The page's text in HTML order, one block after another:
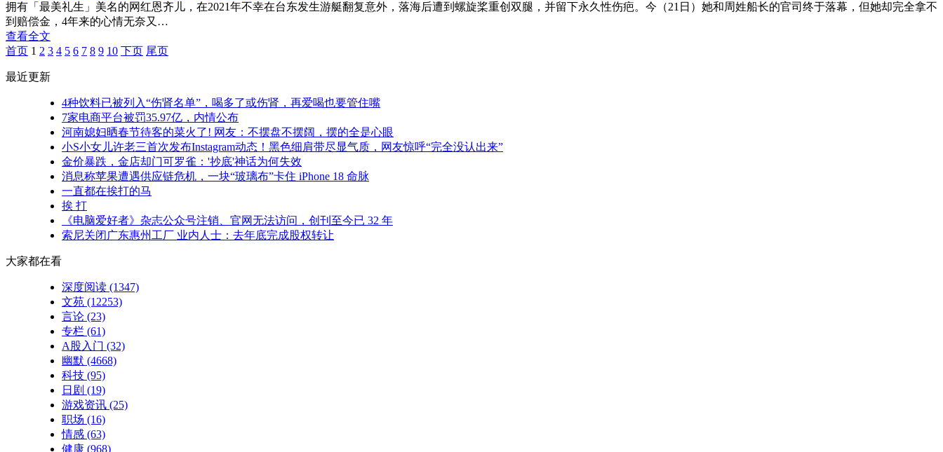
拥有「最美礼生」美名的网红恩齐儿，在2021年不幸在台东发生游艇翻复意外，落海后遭到螺旋桨重创双腿，并留下永久性伤疤。今（21日）她和周姓船长的官司终于落幕，但她却完全拿不
到赔偿金，4年来的心情无奈又…
查看全文
首页 1 2 3 4 5 6 7 8 9 10 下页 尾页
最近更新
4种饮料已被列入“伤肾名单”，喝多了或伤肾，再爱喝也要管住嘴
7家电商平台被罚35.97亿，内情公布
河南媳妇晒春节待客的菜火了! 网友：不摆盘不摆阔，摆的全是心眼
小S小女儿许老三首次发布Instagram动态！黑色细肩带尽显气质，网友惊呼“完全没认出来”
金价暴跌，金店却门可罗雀：'抄底'神话为何失效
消息称苹果遭遇供应链危机，一块“玻璃布”卡住 iPhone 18 命脉
一直都在挨打的马
挨 打
《电脑爱好者》杂志公众号注销、官网无法访问，创刊至今已 32 年
索尼关闭广东惠州工厂 业内人士：去年底完成股权转让
大家都在看
深度阅读 (1347)
文苑 (12253)
言论 (23)
专栏 (61)
A股入门 (32)
幽默 (4668)
科技 (95)
日剧 (19)
游戏资讯 (25)
职场 (16)
情感 (63)
健康 (968)